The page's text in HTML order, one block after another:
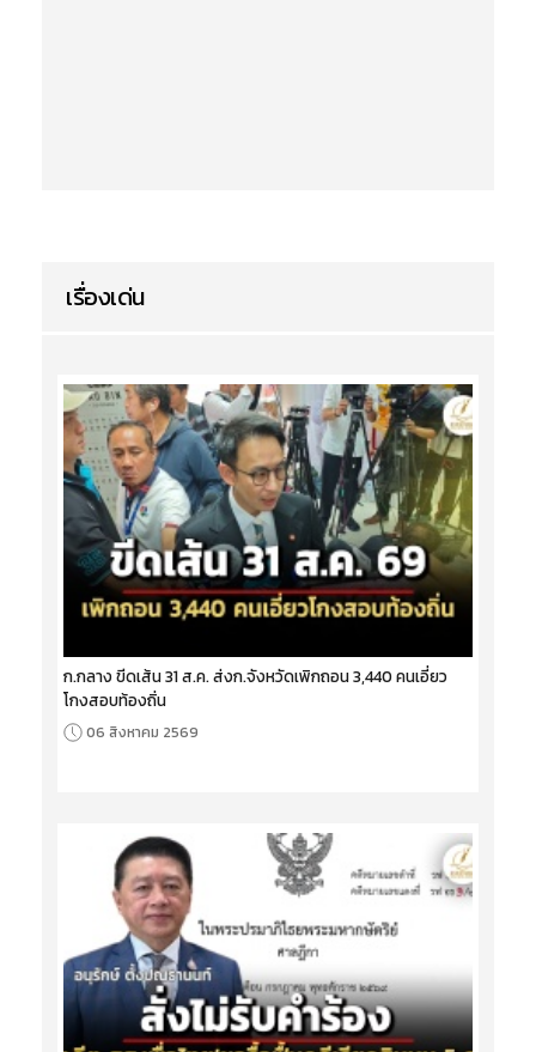
เรื่องเด่น
ก.กลาง ขีดเส้น 31 ส.ค. ส่งก.จังหวัดเพิกถอน 3,440 คนเอี่ยว
โกงสอบท้องถิ่น
06 สิงหาคม 2569